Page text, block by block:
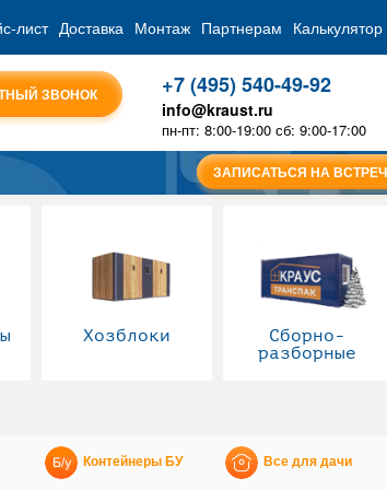
лист Доставка Монтаж Партнерам Калькулятор
ЗВОНОК +7 (495) 540-49-92
info@kraust.ru
пн-пт: 8:00-19:00 сб: 9:00-17:00
ЗАПИСАТЬСЯ НА
Хозблоки
Сборно-
разборные
Контейнеры БУ Все для дачи